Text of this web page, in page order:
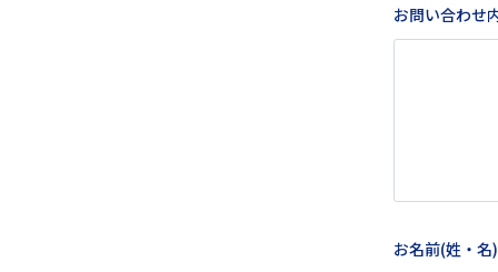
お問い合わせ
お名前(姓・名)